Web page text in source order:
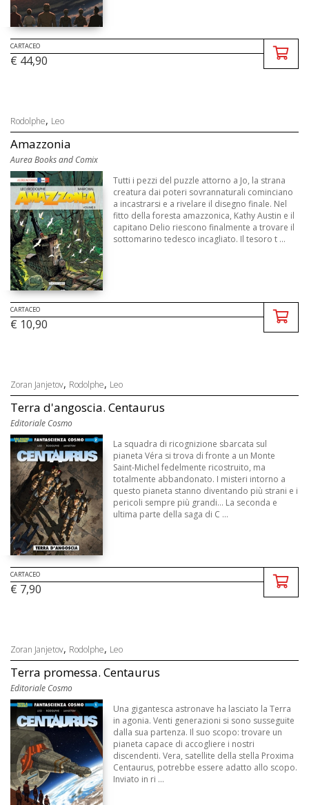
CARTACEO
€ 44,90
Rodolphe, Leo
Amazzonia
Aurea Books and Comix
Tutti i pezzi del puzzle attorno a Jo, la strana
creatura dai poteri sovrannaturali cominciano
a incastrarsi e a rivelare il disegno finale. Nel
fitto della foresta amazzonica, Kathy Austin e il
capitano Delio riescono finalmente a trovare il
sottomarino tedesco incagliato. Il tesoro t ...
CARTACEO
€ 10,90
Zoran Janjetov, Rodolphe, Leo
Terra d'angoscia. Centaurus
Editoriale Cosmo
La squadra di ricognizione sbarcata sul
pianeta Véra si trova di fronte a un Monte
Saint-Michel fedelmente ricostruito, ma
totalmente abbandonato. I misteri intorno a
questo pianeta stanno diventando più strani e i
pericoli sempre più grandi... La seconda e
ultima parte della saga di C ...
CARTACEO
€ 7,90
Zoran Janjetov, Rodolphe, Leo
Terra promessa. Centaurus
Editoriale Cosmo
Una gigantesca astronave ha lasciato la Terra
in agonia. Venti generazioni si sono susseguite
dalla sua partenza. Il suo scopo: trovare un
pianeta capace di accogliere i nostri
discendenti. Vera, satellite della stella Proxima
Centaurus, potrebbe essere adatto allo scopo.
Inviato in ri ...